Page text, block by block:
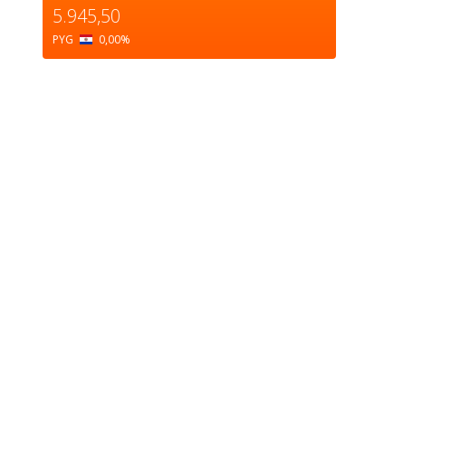
5.945,50
PYG 0,00%